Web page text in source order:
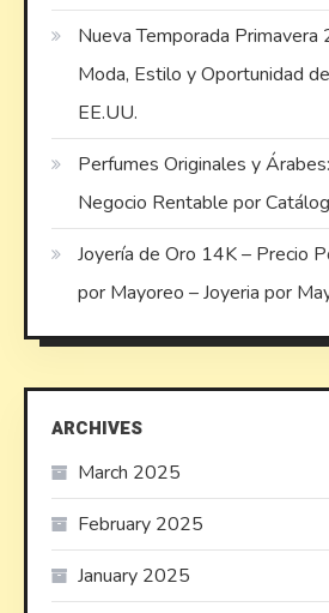
Nueva Temporada Primavera
Moda, Estilo y Oportunidad
EE.UU.
Perfumes Originales y
Negocio Rentable por
Joyería de Oro 14K – Precio
por Mayoreo – Joyeria por
ARCHIVES
March 2025
February 2025
January 2025